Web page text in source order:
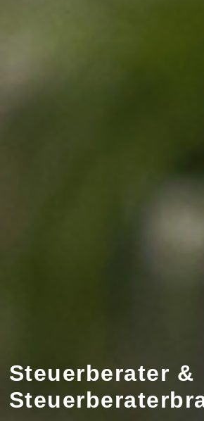
Steuerberater &